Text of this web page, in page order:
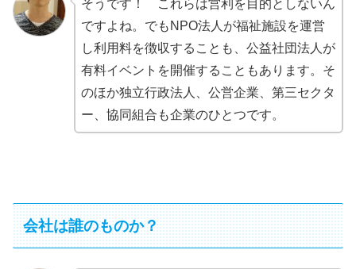
そうです！ これらは営利を目的としないん
ですよね。でもNPO法人が福祉施設を運営
し利用料を徴収することも、公益社団法人が
有料イベントを開催することもあります。そ
のほか独立行政法人、公営企業、第三セクタ
ー、協同組合も企業のひとつです。
会社は誰のものか？